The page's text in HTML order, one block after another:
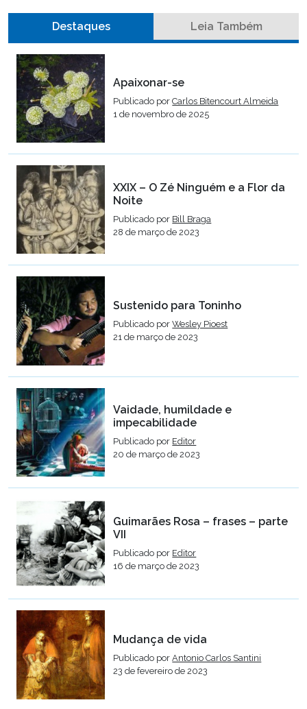
Destaques Leia Também
Apaixonar-se
Publicado porCarlos Bitencourt Almeida
1 de novembro de 2025
XXIX – O Zé Ninguém e a Flor da
Noite
Publicado por Bill Braga
28 de março de 2023
Sustenido para Toninho
Publicado porWesley Pioest
21 de março de 2023
Vaidade, humildade e
impecabilidade
Publicado por Editor
20 de março de 2023
Guimarães Rosa – frases – parte
VII
Publicado por Editor
16 de março de 2023
Mudança de vida
Publicado porAntonio Carlos Santini
23 de fevereiro de 2023